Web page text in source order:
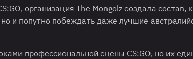
организация The Mongolz создала
и попутно побеждать даже лучшие
профессиональной сцены CS:GO, но их